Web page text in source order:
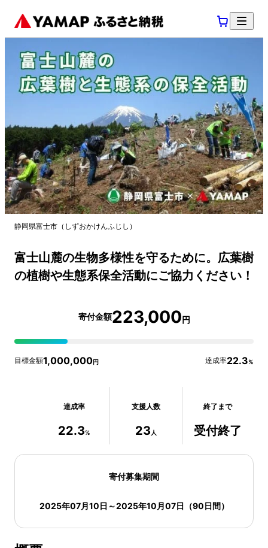
静岡県富士市（しずおかけんふじし）
富士山麓の生物多様性を守るために。広葉樹
の植樹や生態系保全活動にご協力ください！
寄付金額223,000円
目標金額1,000,000円 達成率22.3%
達成率
22.3%
支援人数
23 人
終了まで
受付終了
寄付募集期間
2025年07月10日 ～2025年10月07日 （90日間）